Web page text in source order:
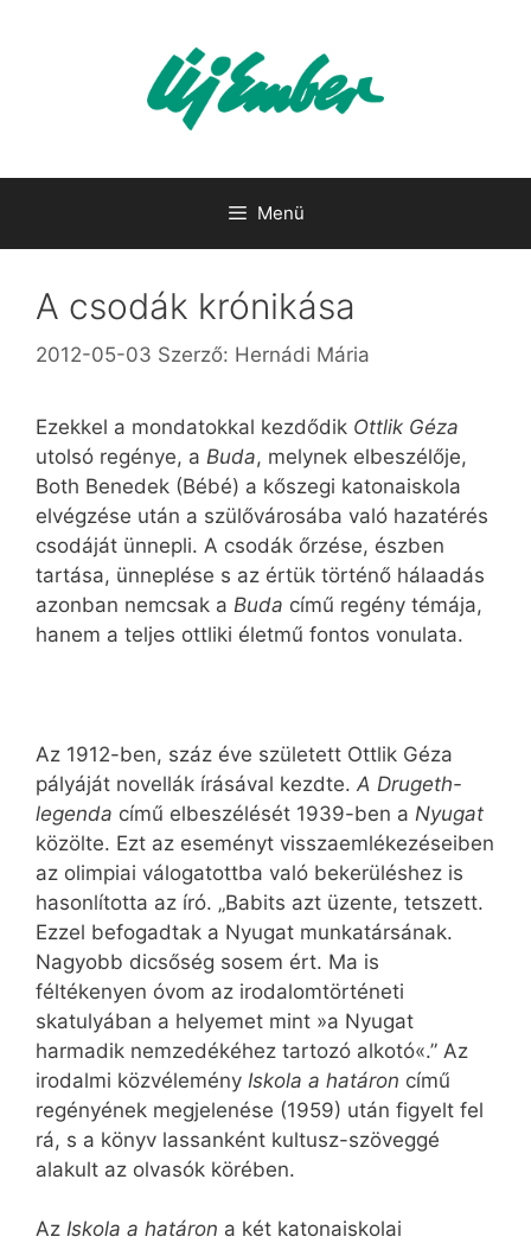
Menü
A csodák krónikása
2012-05-03 Szerző: Hernádi Mária
Ezekkel a mondatokkal kezdődik Ottlik Géza
utolsó regénye, a Buda, melynek elbeszélője,
Both Benedek (Bébé) a kőszegi katonaiskola
elvégzése után a szülővárosába való hazatérés
csodáját ünnepli. A csodák őrzése, észben
tartása, ünneplése s az értük történő hálaadás
azonban nemcsak a Buda című regény témája,
hanem a teljes ottliki életmű fontos vonulata.
Az 1912-ben, száz éve született Ottlik Géza
pályáját novellák írásával kezdte. A Drugeth-
legenda című elbeszélését 1939-ben a Nyugat
közölte. Ezt az eseményt visszaemlékezéseiben
az olimpiai válogatottba való bekerüléshez is
hasonlította az író. „Babits azt üzente, tetszett.
Ezzel befogadtak a Nyugat munkatársának.
Nagyobb dicsőség sosem ért. Ma is
féltékenyen óvom az irodalomtörténeti
skatulyában a helyemet mint »a Nyugat
harmadik nemzedékéhez tartozó alkotó«.” Az
irodalmi közvélemény Iskola a határon című
regényének megjelenése (1959) után figyelt fel
rá, s a könyv lassanként kultusz-szöveggé
alakult az olvasók körében.
Az Iskola a határon a két katonaiskolai